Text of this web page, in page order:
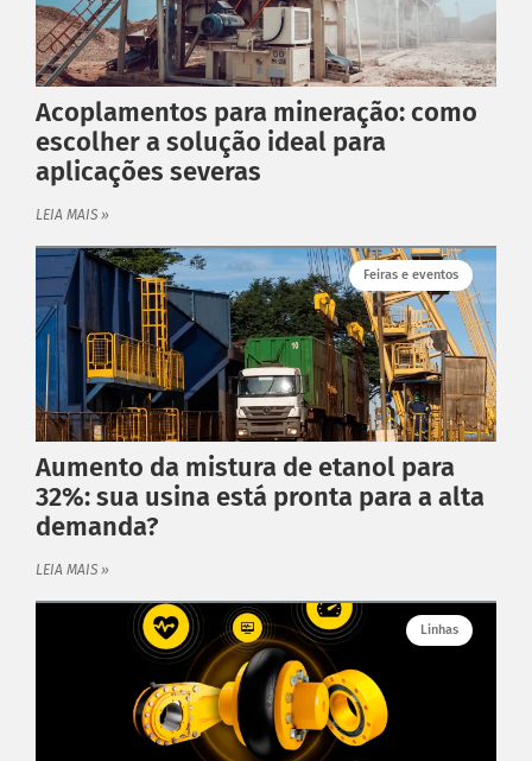
Acoplamentos para mineração: como
escolher a solução ideal para
aplicações severas
LEIA MAIS »
Feiras e eventos
Aumento da mistura de etanol para
32%: sua usina está pronta para a alta
demanda?
LEIA MAIS »
Linhas